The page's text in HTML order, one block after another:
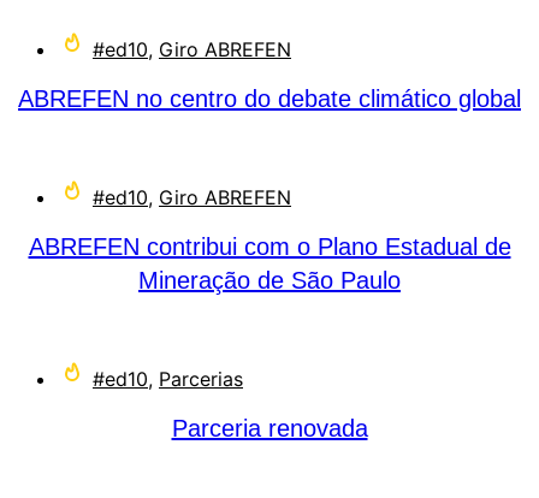
#ed10, Giro ABREFEN
ABREFEN no centro do debate climático global
#ed10, Giro ABREFEN
ABREFEN contribui com o Plano Estadual de
Mineração de São Paulo
#ed10, Parcerias
Parceria renovada